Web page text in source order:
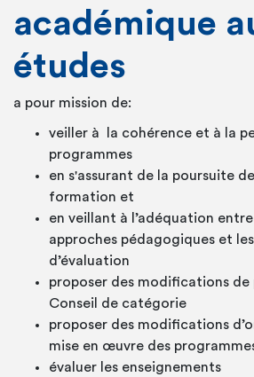
académique
études
a pour mission de:
veiller à la cohérence et à la
programmes
en s'assurant de la poursuite
formation et
en veillant à l’adéquation
approches pédagogiques et
d’évaluation
proposer des modifications de
Conseil de catégorie
proposer des modifications
mise en œuvre des
évaluer les enseignements